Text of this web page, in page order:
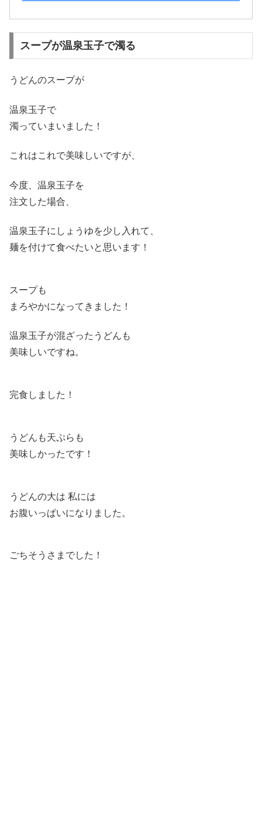
スープが温泉玉子で濁る
うどんのスープが
温泉玉子で
濁っていまいました！
これはこれで美味しいですが、
今度、温泉玉子を
注文した場合、
温泉玉子にしょうゆを少し入れて、
麺を付けて食べたいと思います！
スープも
まろやかになってきました！
温泉玉子が混ざったうどんも
美味しいですね。
完食しました！
うどんも天ぷらも
美味しかったです！
うどんの大は 私には
お腹いっぱいになりました。
ごちそうさまでした！